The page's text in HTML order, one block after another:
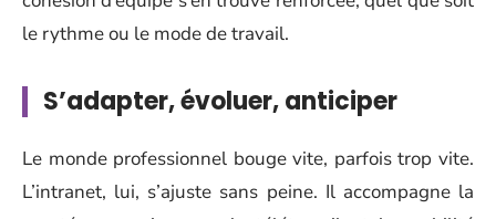
le rythme ou le mode de travail.
S’adapter, évoluer, anticiper
Le monde professionnel bouge vite, parfois trop vite.
L’intranet, lui, s’ajuste sans peine. Il accompagne la